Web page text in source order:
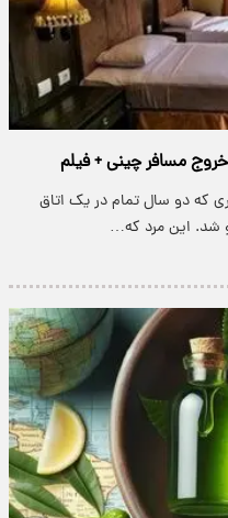
مسافر چینی + فیلم
که دو سال تمام در یک اتاق
شد. این مرد که…